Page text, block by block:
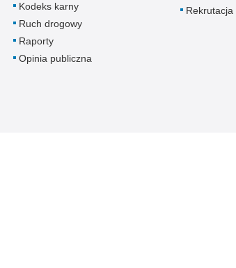
Kodeks karny
Ruch drogowy
Raporty
Opinia publiczna
Rekrutacja